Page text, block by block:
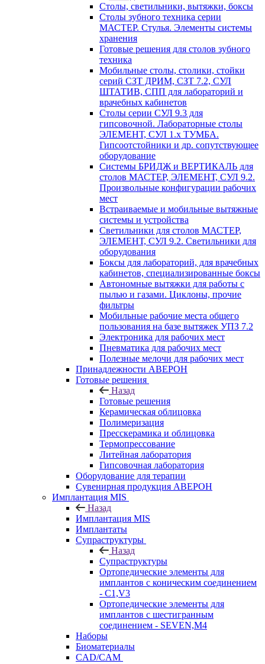
Cтолы, светильники, вытяжки, боксы
Столы зубного техника серии
МАСТЕР. Стулья. Элементы системы
хранения
Готовые решения для столов зубного
техника
Мобильные столы, столики, стойки
серий СЗТ ДРИМ, СЗТ 7.2, СУЛ
ШТАТИВ, СПП для лабораторий и
врачебных кабинетов
Столы серии СУЛ 9.3 для
гипсовочной. Лабораторные столы
ЭЛЕМЕНТ, СУЛ 1.х ТУМБА.
Гипсоотстойники и др. сопутствующее
оборудование
Системы БРИДЖ и ВЕРТИКАЛЬ для
столов МАСТЕР, ЭЛЕМЕНТ, СУЛ 9.2.
Произвольные конфигурации рабочих
мест
Встраиваемые и мобильные вытяжные
системы и устройства
Светильники для столов МАСТЕР,
ЭЛЕМЕНТ, СУЛ 9.2. Светильники для
оборудования
Боксы для лабораторий, для врачебных
кабинетов, специализированные боксы
Автономные вытяжки для работы с
пылью и газами. Циклоны, прочие
фильтры
Мобильные рабочие места общего
пользования на базе вытяжек УПЗ 7.2
Электроника для рабочих мест
Пневматика для рабочих мест
Полезные мелочи для рабочих мест
Принадлежности АВЕРОН
Готовые решения
Назад
Готовые решения
Керамическая облицовка
Полимеризация
Пресскерамика и облицовка
Термопрессование
Литейная лаборатория
Гипсовочная лаборатория
Оборудование для терапии
Сувенирная продукция АВЕРОН
Имплантация MIS
Назад
Имплантация MIS
Имплантаты
Супраструктуры
Назад
Супраструктуры
Ортопедические элементы для
имплантов с коническим соединением
- C1,V3
Ортопедические элементы для
имплантов с шестигранным
соединением - SEVEN,M4
Наборы
Биоматериалы
CAD/CAM